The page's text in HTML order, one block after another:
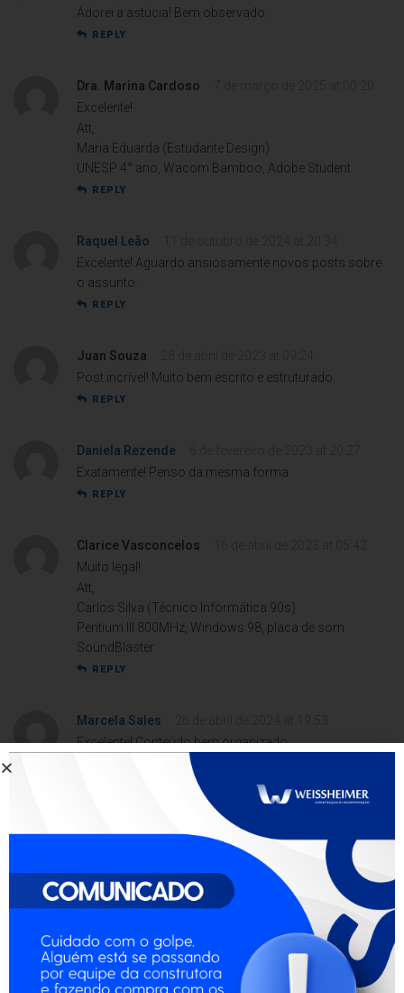
Adorei a astúcia! Bem observado.
REPLY
Dra. Marina Cardoso
Excelente!
Att,
Maria Eduarda (Estudante Design)
UNESP 4° ano, Wacom Bamboo, Adobe Student
REPLY
Raquel Leão
Excelente! Aguardo ansiosamente novos posts sobre
o assunto.
REPLY
Juan Souza
Post incrível! Muito bem escrito e estruturado.
REPLY
Daniela Rezende
Exatamente! Penso da mesma forma.
REPLY
Clarice Vasconcelos
Muito legal!
Att,
Carlos Silva (Técnico Informática 90s)
Pentium III 800MHz, Windows 98, placa de som
SoundBlaster
REPLY
Marcela Sales
Excelente! Conteúdo bem organizado.
17 de março de 2024 at 07:38
Top demais!
Heloísa Maria (Estudante Nutrição)
PUC 3° semestre, balança bioimpedância, app DietPro
Dr. Pedro Henrique Moreira